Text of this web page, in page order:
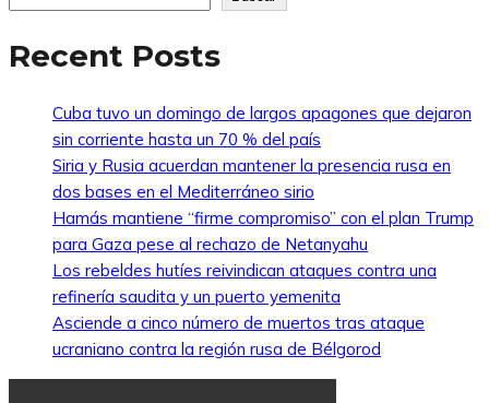
Recent Posts
Cuba tuvo un domingo de largos apagones que dejaron
sin corriente hasta un 70 % del país
Siria y Rusia acuerdan mantener la presencia rusa en
dos bases en el Mediterráneo sirio
Hamás mantiene “firme compromiso” con el plan Trump
para Gaza pese al rechazo de Netanyahu
Los rebeldes hutíes reivindican ataques contra una
refinería saudita y un puerto yemenita
Asciende a cinco número de muertos tras ataque
ucraniano contra la región rusa de Bélgorod